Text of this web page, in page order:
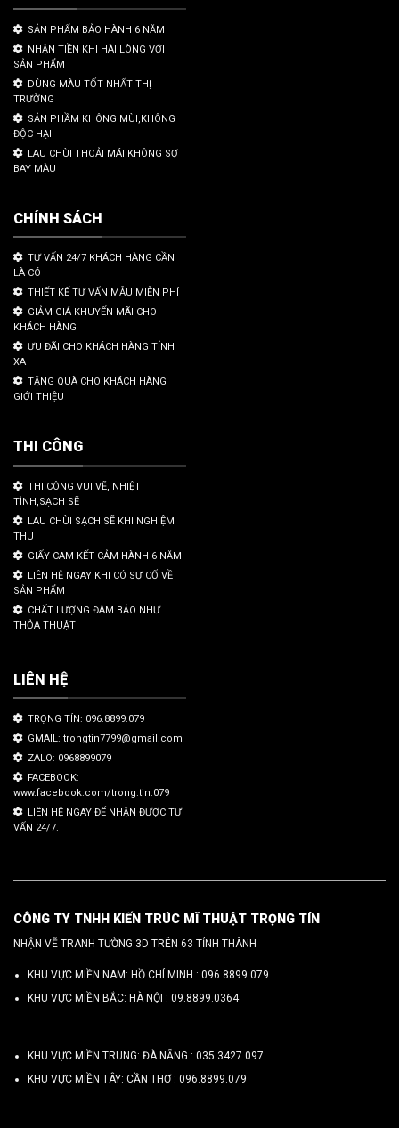
SẢN PHẨM BẢO HÀNH 6 NĂM
NHẬN TIỀN KHI HÀI LÒNG VỚI
SẢN PHẨM
DÙNG MÀU TỐT NHẤT THỊ
TRƯỜNG
SẢN PHẦM KHÔNG MÙI,KHÔNG
ĐỘC HẠI
LAU CHÙI THOẢI MÁI KHÔNG SỢ
BAY MÀU
CHÍNH SÁCH
TƯ VẤN 24/7 KHÁCH HÀNG CẦN
LÀ CÓ
THIẾT KẾ TƯ VẤN MẪU MIỄN PHÍ
GIẢM GIÁ KHUYẾN MÃI CHO
KHÁCH HÀNG
ƯU ĐÃI CHO KHÁCH HÀNG TỈNH
XA
TẶNG QUÀ CHO KHÁCH HÀNG
GIỚI THIỆU
THI CÔNG
THI CÔNG VUI VẼ, NHIỆT
TÌNH,SẠCH SẼ
LAU CHÙI SẠCH SẼ KHI NGHIỆM
THU
GIẤY CAM KẾT CẢM HÀNH 6 NĂM
LIÊN HỆ NGAY KHI CÓ SỰ CỐ VỀ
SẢN PHẨM
CHẤT LƯỢNG ĐÀM BẢO NHƯ
THỎA THUẬT
LIÊN HỆ
TRỌNG TÍN: 096.8899.079
GMAIL: trongtin7799@gmail.com
ZALO: 0968899079
FACEBOOK:
www.facebook.com/trong.tin.079
LIÊN HỆ NGAY ĐỂ NHẬN ĐƯỢC TƯ
VẤN 24/7.
CÔNG TY TNHH KIẾN TRÚC MĨ THUẬT TRỌNG TÍN
NHẬN VẼ TRANH TƯỜNG 3D TRÊN 63 TỈNH THÀNH
KHU VỰC MIỀN NAM: HỒ CHÍ MINH : 096 8899 079
KHU VỰC MIỀN BẮC: HÀ NỘI : 09.8899.0364
KHU VỰC MIỀN TRUNG: ĐÀ NẴNG : 035.3427.097
KHU VỰC MIỀN TÂY: CẦN THƠ : 096.8899.079